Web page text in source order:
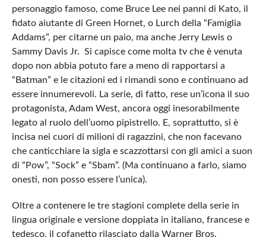
personaggio famoso, come Bruce Lee nei panni di Kato, il
fidato aiutante di Green Hornet, o Lurch della “Famiglia
Addams”, per citarne un paio, ma anche Jerry Lewis o
Sammy Davis Jr. Si capisce come molta tv che è venuta
dopo non abbia potuto fare a meno di rapportarsi a
“Batman” e le citazioni ed i rimandi sono e continuano ad
essere innumerevoli. La serie, di fatto, rese un’icona il suo
protagonista, Adam West, ancora oggi inesorabilmente
legato al ruolo dell’uomo pipistrello. E, soprattutto, si è
incisa nei cuori di milioni di ragazzini, che non facevano
che canticchiare la sigla e scazzottarsi con gli amici a suon
di “Pow”, “Sock” e “Sbam”. (Ma continuano a farlo, siamo
onesti, non posso essere l’unica).
Oltre a contenere le tre stagioni complete della serie in
lingua originale e versione doppiata in italiano, francese e
tedesco, il cofanetto rilasciato dalla Warner Bros.